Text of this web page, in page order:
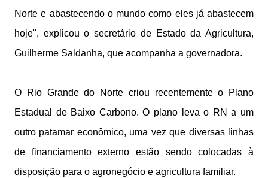
Norte e abastecendo o mundo como eles já abastecem
hoje", explicou o secretário de Estado da Agricultura,
Guilherme Saldanha, que acompanha a governadora.
O Rio Grande do Norte criou recentemente o Plano
Estadual de Baixo Carbono. O plano leva o RN a um
outro patamar econômico, uma vez que diversas linhas
de financiamento externo estão sendo colocadas à
disposição para o agronegócio e agricultura familiar.